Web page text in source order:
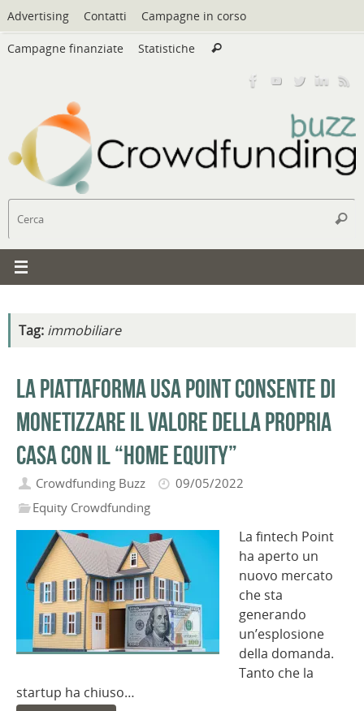
Vai
al
contenuto
Advertising Contatti Campagne in corso
Campagne finanziate Statistiche Cerca
Cerca
Tag: immobiliare
La piattaforma USA Point consente di
monetizzare il valore della propria
casa con il “home equity”
Crowdfunding Buzz
09/05/2022
Equity Crowdfunding
La fintech Point
ha aperto un
nuovo mercato
che sta
generando
un’esplosione
della domanda.
Tanto che la
startup ha chiuso…